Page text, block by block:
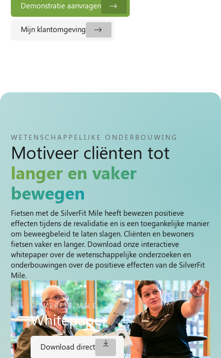
Demonstratie aanvragen
Mijn klantomgeving
WETENSCHAPPELIJKE ONDERBOUWING
Motiveer cliënten tot
langer en vaker
bewegen
Fietsen met de SilverFit Mile heeft bewezen positieve
effecten tijdens de revalidatie en is een toegankelijke manier
om beweegbeleid te laten slagen. Cliënten en bewoners
fietsen vaker en langer. Download onze interactieve
whitepaper over de wetenschappelijke onderzoeken en
onderbouwingen over de positieve effecten van de SilverFit
Mile.
SILVERFIT MILE
Whitepaper
Download direct